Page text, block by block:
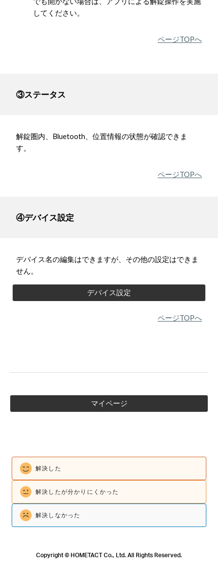
してください。
ページTOPへ
③ステータス
解錠圏内、 Bluetooth 、位置情報の状態が確認できま
す。
ページTOPへ
④デバイス設定
デバイス名の編集はできますが、その他の設定はできま
せん。
デバイス設定
ページTOPへ
マイページ
解決した
解決したが分かりにくかった
解決しなかった
Copyright © HOMETACT Co., Ltd. All Rights Reserved.